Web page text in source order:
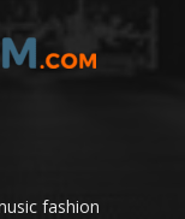
fashion